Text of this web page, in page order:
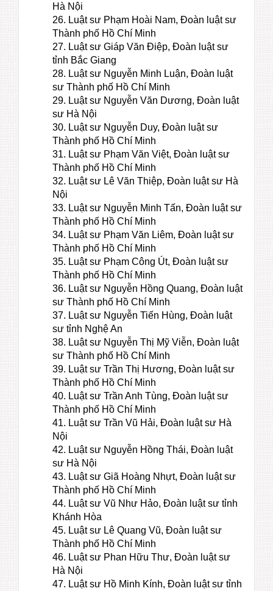
Hà Nội
26. Luật sư Phạm Hoài Nam, Đoàn luật sư
Thành phố Hồ Chí Minh
27. Luật sư Giáp Văn Điệp, Đoàn luật sư
tỉnh Bắc Giang
28. Luật sư Nguyễn Minh Luận, Đoàn luật
sư Thành phố Hồ Chí Minh
29. Luật sư Nguyễn Văn Dương, Đoàn luật
sư Hà Nội
30. Luật sư Nguyễn Duy, Đoàn luật sư
Thành phố Hồ Chí Minh
31. Luật sư Phạm Văn Việt, Đoàn luật sư
Thành phố Hồ Chí Minh
32. Luật sư Lê Văn Thiệp, Đoàn luật sư Hà
Nội
33. Luật sư Nguyễn Minh Tấn, Đoàn luật sư
Thành phố Hồ Chí Minh
34. Luật sư Phạm Văn Liêm, Đoàn luật sư
Thành phố Hồ Chí Minh
35. Luật sư Phạm Công Út, Đoàn luật sư
Thành phố Hồ Chí Minh
36. Luật sư Nguyễn Hồng Quang, Đoàn luật
sư Thành phố Hồ Chí Minh
37. Luật sư Nguyễn Tiến Hùng, Đoàn luật
sư tỉnh Nghệ An
38. Luật sư Nguyễn Thị Mỹ Viễn, Đoàn luật
sư Thành phố Hồ Chí Minh
39. Luật sư Trần Thị Hương, Đoàn luật sư
Thành phố Hồ Chí Minh
40. Luật sư Trần Anh Tùng, Đoàn luật sư
Thành phố Hồ Chí Minh
41. Luật sư Trần Vũ Hải, Đoàn luật sư Hà
Nội
42. Luật sư Nguyễn Hồng Thái, Đoàn luật
sư Hà Nội
43. Luật sư Giã Hoàng Nhựt, Đoàn luật sư
Thành phố Hồ Chí Minh
44. Luật sư Vũ Như Hảo, Đoàn luật sư tỉnh
Khánh Hòa
45. Luật sư Lê Quang Vũ, Đoàn luật sư
Thành phố Hồ Chí Minh
46. Luật sư Phan Hữu Thư, Đoàn luật sư
Hà Nội
47. Luật sư Hồ Minh Kính, Đoàn luật sư tỉnh